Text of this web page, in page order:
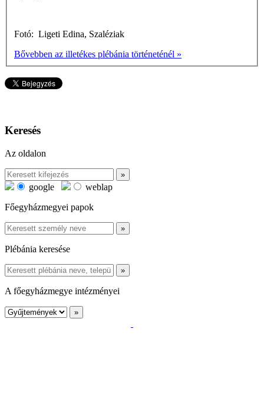
Fotó: Ligeti Edina, Szaléziak
Bővebben az illetékes plébánia történeténél »
Keresés
Az oldalon
google
weblap
Főegyházmegyei papok
Plébánia keresése
A főegyházmegye intézményei